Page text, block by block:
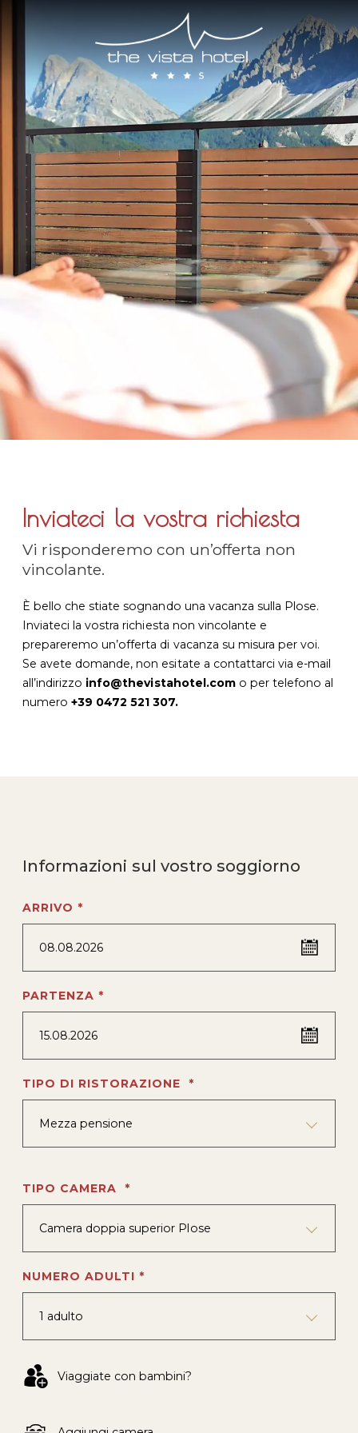
Inviateci la vostra richiesta
Vi risponderemo con un’offerta non
vincolante.
È bello che stiate sognando una vacanza sulla Plose.
Inviateci la vostra richiesta non vincolante e
prepareremo un’offerta di vacanza su misura per voi.
Se avete domande, non esitate a contattarci via e-mail
all’indirizzo info@thevistahotel.como per telefono al
numero+39 0472 521 307.
Informazioni sul vostro soggiorno
ARRIVO *
08.08.2026
PARTENZA *
15.08.2026
TIPO DI RISTORAZIONE *
Mezza pensione
TIPO CAMERA *
Camera doppia superior Plose
NUMERO ADULTI *
1 adulto
Viaggiate con bambini?